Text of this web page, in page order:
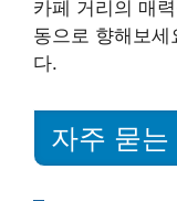
카페 거리의 매
동으로 향해보
다.
자주 묻